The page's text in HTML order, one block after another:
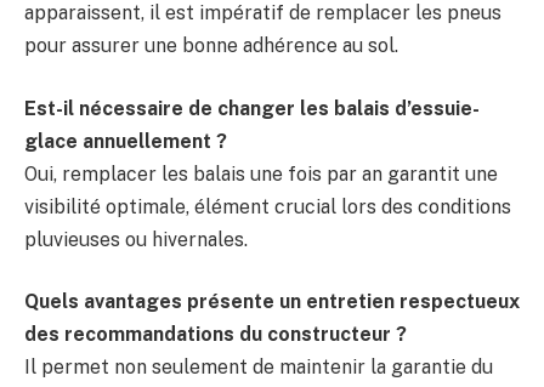
apparaissent, il est impératif de remplacer les pneus
pour assurer une bonne adhérence au sol.
Est-il nécessaire de changer les balais d’essuie-
glace annuellement ?
Oui, remplacer les balais une fois par an garantit une
visibilité optimale, élément crucial lors des conditions
pluvieuses ou hivernales.
Quels avantages présente un entretien respectueux
des recommandations du constructeur ?
Il permet non seulement de maintenir la garantie du